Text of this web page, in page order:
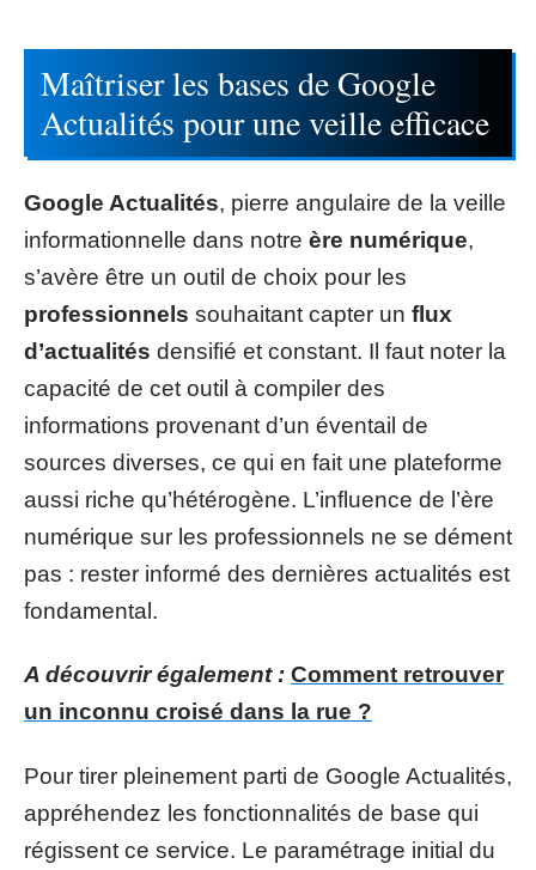
Maîtriser les bases de Google
Actualités pour une veille efficace
Google Actualités, pierre angulaire de la veille
informationnelle dans notre ère numérique,
s’avère être un outil de choix pour les
professionnels souhaitant capter un flux
d’actualités densifié et constant. Il faut noter la
capacité de cet outil à compiler des
informations provenant d’un éventail de
sources diverses, ce qui en fait une plateforme
aussi riche qu’hétérogène. L’influence de l’ère
numérique sur les professionnels ne se dément
pas : rester informé des dernières actualités est
fondamental.
A découvrir également : Comment retrouver
un inconnu croisé dans la rue ?
Pour tirer pleinement parti de Google Actualités,
appréhendez les fonctionnalités de base qui
régissent ce service. Le paramétrage initial du